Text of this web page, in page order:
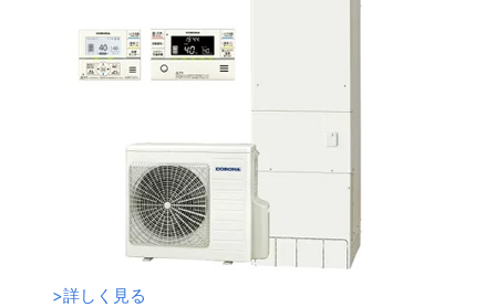
>詳しく見る